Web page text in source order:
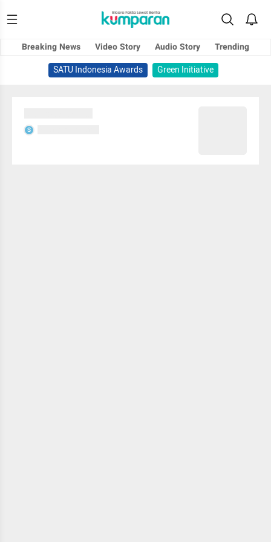
Breaking News Video Story Audio Story
Trending
SATU Indonesia Awards
Green Initiative
S